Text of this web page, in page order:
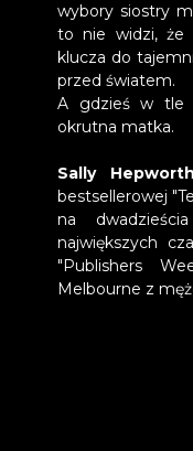
wybory siostry
to nie widzi, że
klucza do
przed światem.
A gdzieś w tle
okrutna matka.
Sally Hepworth
bestsellerowej
na
największych
"Publishers
Melbourne z